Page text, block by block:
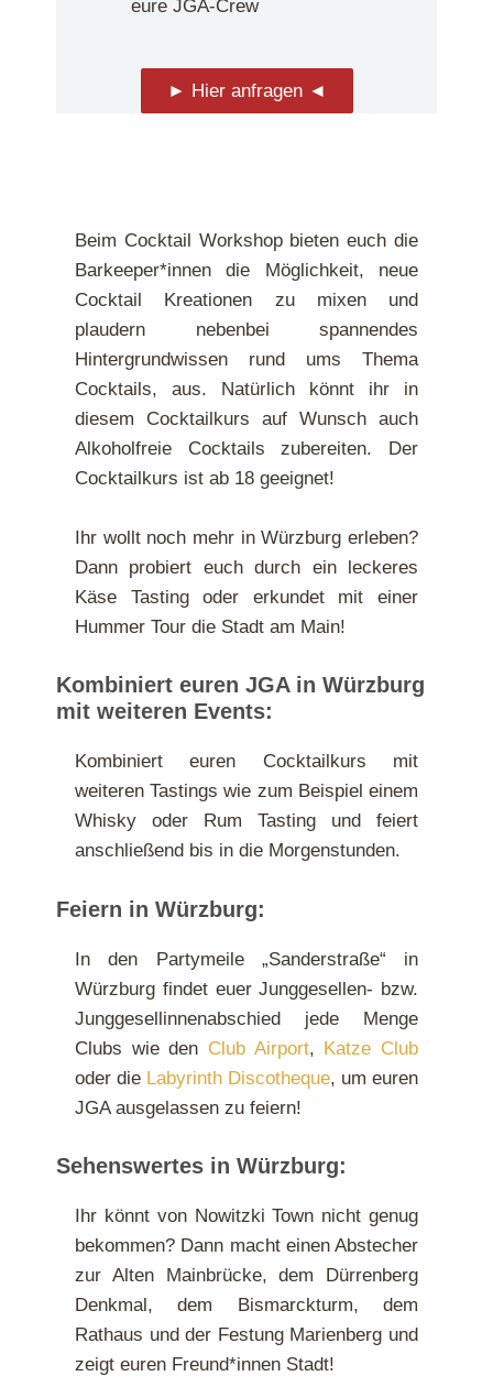
eure JGA-Crew
► Hier anfragen ◄
Beim Cocktail Workshop bieten euch die
Barkeeper*innen die Möglichkeit, neue
Cocktail Kreationen zu mixen und
plaudern nebenbei spannendes
Hintergrundwissen rund ums Thema
Cocktails, aus. Natürlich könnt ihr in
diesem Cocktailkurs auf Wunsch auch
Alkoholfreie Cocktails zubereiten. Der
Cocktailkurs ist ab 18 geeignet!
Ihr wollt noch mehr in Würzburg erleben?
Dann probiert euch durch ein leckeres
Käse Tasting oder erkundet mit einer
Hummer Tour die Stadt am Main!
Kombiniert euren JGA in Würzburg
mit weiteren Events:
Kombiniert euren Cocktailkurs mit
weiteren Tastings wie zum Beispiel einem
Whisky oder Rum Tasting und feiert
anschließend bis in die Morgenstunden.
Feiern in Würzburg:
In den Partymeile „Sanderstraße“ in
Würzburg findet euer Junggesellen- bzw.
Junggesellinnenabschied jede Menge
Clubs wie den Club Airport, Katze Club
oder die Labyrinth Discotheque, um euren
JGA ausgelassen zu feiern!
Sehenswertes in Würzburg:
Ihr könnt von Nowitzki Town nicht genug
bekommen? Dann macht einen Abstecher
zur Alten Mainbrücke, dem Dürrenberg
Denkmal, dem Bismarckturm, dem
Rathaus und der Festung Marienberg und
zeigt euren Freund*innen Stadt!